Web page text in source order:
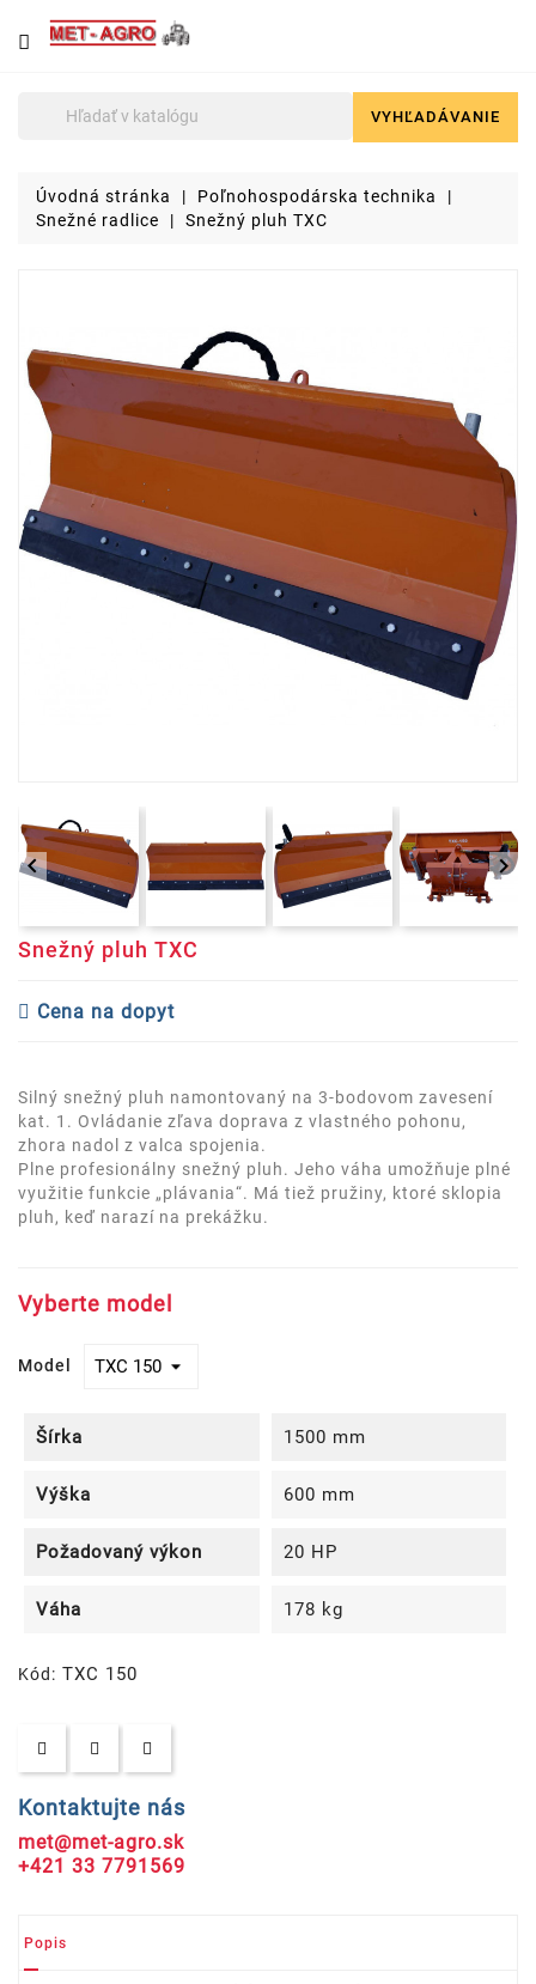
NÁJDETE
U
Lyžice
stroje
Malotraktory
Brikety
pelety
VYHĽADÁVANIE
Úvodná stránka
Poľnohospodárska technika
Snežné radlice
Snežný pluh TXC
 
Snežný pluh TXC
Cena na dopyt
Silný snežný pluh namontovaný na 3-bodovom zavesení
kat. 1. Ovládanie zľava doprava z vlastného pohonu,
zhora nadol z valca spojenia.
Plne profesionálny snežný pluh. Jeho váha umožňuje plné
využitie funkcie „plávania“. Má tiež pružiny, ktoré sklopia
pluh, keď narazí na prekážku.
Vyberte model
Model
Šírka 1500 mm
Výška 600 mm
Požadovaný výkon 20 HP
Váha 178 kg
Kód: TXC 150
Kontaktujte nás
met@met-agro.sk
+421 33 7791569
Popis